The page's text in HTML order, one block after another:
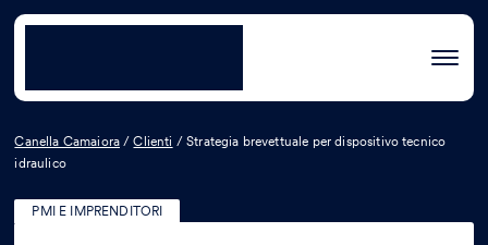
Canella Camaiora /Clienti /Strategia brevettuale per dispositivo tecnico
idraulico
PMI E IMPRENDITORI